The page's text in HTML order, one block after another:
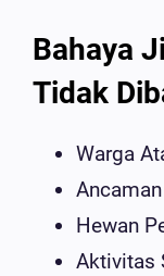
Bahaya
Tidak
Warga
Hewan
Aktivitas